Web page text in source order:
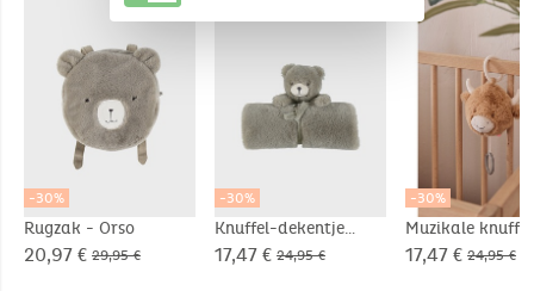
-30%
Rugzak - Orso
20,97 € 29,95 €
-30%
Knuffel-dekentje
nomade 50x50cm -
17,47 € 24,95 €
-30%
Muzikale knuffel
Fluffy in
17,47 € 24,95 €